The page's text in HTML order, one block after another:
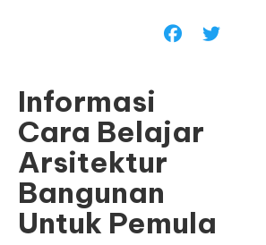
Informasi
Cara Belajar
Arsitektur
Bangunan
Untuk Pemula